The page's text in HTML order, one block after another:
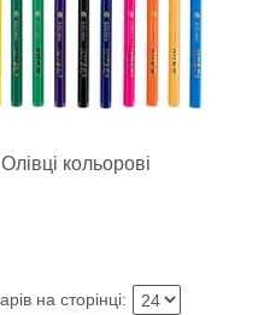
Олівці кольорові